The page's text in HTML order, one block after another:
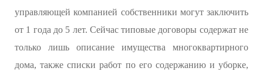
управляющей компанией собственники могут заключить
от 1 года до 5 лет. Сейчас типовые договоры содержат не
только лишь описание имущества многоквартирного
дома, также списки работ по его содержанию и уборке,